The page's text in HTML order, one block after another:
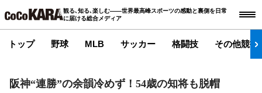
観る､知る､楽しむ――世界最高峰スポーツの感動と裏側を日常
に届ける総合メディア
トップ 野球 MLB サッカー 格闘技 その他競技
阪神“連勝”の余韻冷めず！54歳の知将も脱帽